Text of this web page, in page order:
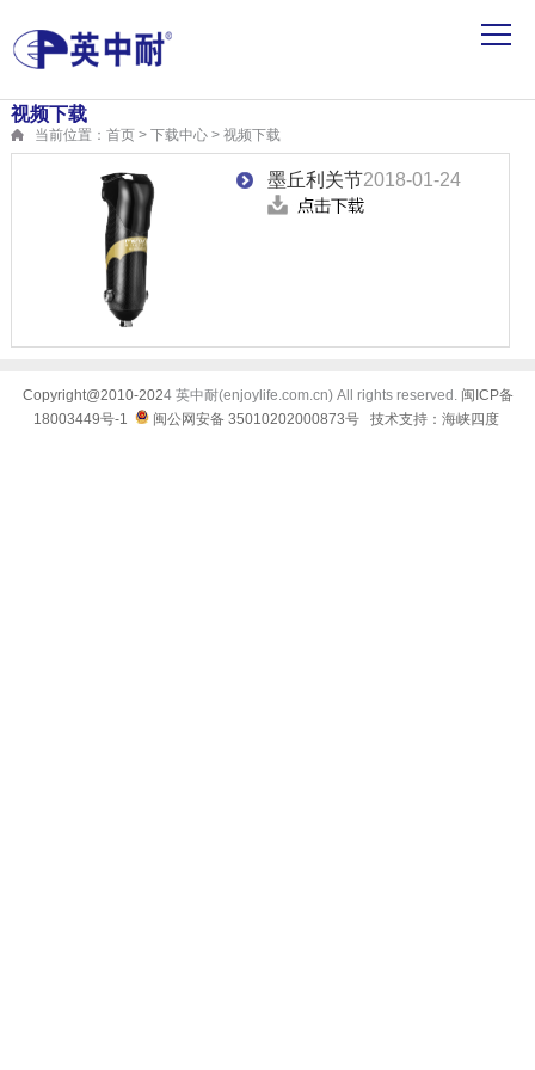
视频下载
当前位置：首页 > 下载中心 > 视频下载
墨丘利关节2018-01-24
Copyright@2010-2024 英中耐(enjoylife.com.cn) All rights reserved. 闽ICP备
18003449号-1
闽公网安备 35010202000873号 技术支持：海峡四度